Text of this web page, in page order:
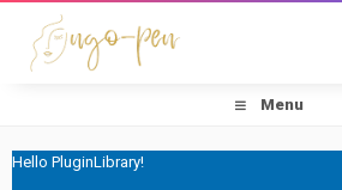
Menu
Hello PluginLibrary!